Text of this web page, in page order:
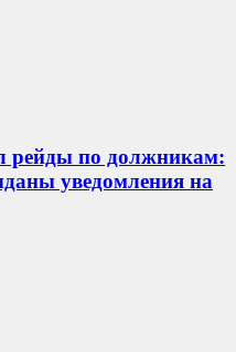
рейды по должникам:
уведомления на